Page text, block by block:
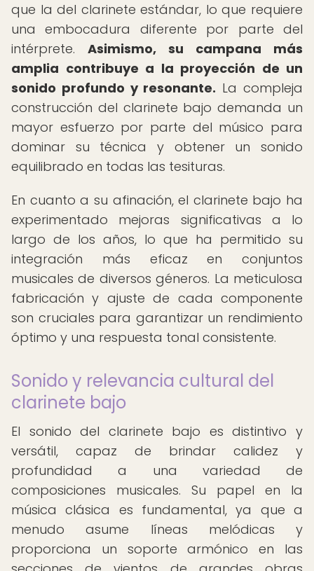
que la del clarinete estándar, lo que requiere
una embocadura diferente por parte del
intérprete. Asimismo, su campana más
amplia contribuye a la proyección de un
sonido profundo y resonante. La compleja
construcción del clarinete bajo demanda un
mayor esfuerzo por parte del músico para
dominar su técnica y obtener un sonido
equilibrado en todas las tesituras.
En cuanto a su afinación, el clarinete bajo ha
experimentado mejoras significativas a lo
largo de los años, lo que ha permitido su
integración más eficaz en conjuntos
musicales de diversos géneros. La meticulosa
fabricación y ajuste de cada componente
son cruciales para garantizar un rendimiento
óptimo y una respuesta tonal consistente.
Sonido y relevancia cultural del
clarinete bajo
El sonido del clarinete bajo es distintivo y
versátil, capaz de brindar calidez y
profundidad a una variedad de
composiciones musicales. Su papel en la
música clásica es fundamental, ya que a
menudo asume líneas melódicas y
proporciona un soporte armónico en las